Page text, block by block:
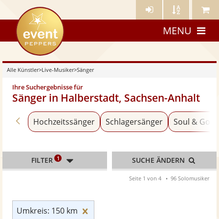
Künstler- Künstler Meine
eventpeppers
MENU
Alle Künstler>Live-Musiker>Sänger
Ihre Suchergebnisse für
Sänger in Halberstadt, Sachsen-Anhalt
Zurück zu «Live-Musiker»
Hochzeitssänger Schlagersänger Soul &
Umkreis: 150 km
FILTER 1 SUCHE ÄNDERN
Seite 1 von 4 96 Solomusiker